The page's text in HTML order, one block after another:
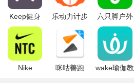
Keep健身
(移动健身指
导应用)
乐动力计步
六只脚户外
线路
Nike
咪咕善跑
wake瑜伽教